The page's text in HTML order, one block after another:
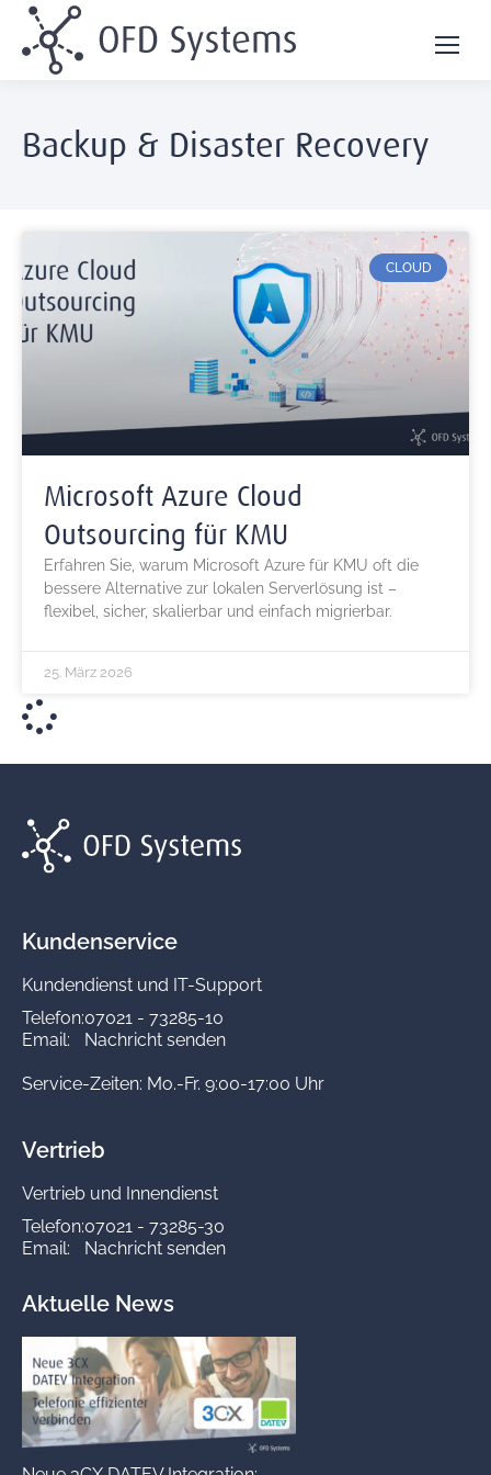
Backup & Disaster Recovery
CLOUD
Microsoft Azure Cloud
Outsourcing für KMU
Erfahren Sie, warum Microsoft Azure für KMU oft die
bessere Alternative zur lokalen Serverlösung ist –
flexibel, sicher, skalierbar und einfach migrierbar.
25. März 2026
Kundenservice
Kundendienst und IT-Support
Telefon:07021 - 73285-10
Email:
Nachricht senden
Service-Zeiten: Mo.-Fr. 9:00-17:00 Uhr
Vertrieb
Vertrieb und Innendienst
Telefon:07021 - 73285-30
Email:
Nachricht senden
Aktuelle News